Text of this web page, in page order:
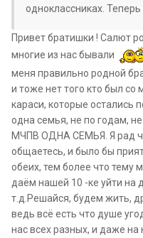
одноклассниках.
Привет братишки ! Салют
многие из нас бывали
меня правильно родной
и тоже нет того кто был со
караси, которые остались
одна семья, не по годам,
МЧПВ ОДНА СЕМЬЯ. Я рад
общаетесь, и было бы
обеих, тем более что тему
даём нашей 10 -ке уйти на
т.д.Решайся, будем жить,
ведь всё есть что душе
нас всех разных, и даже на